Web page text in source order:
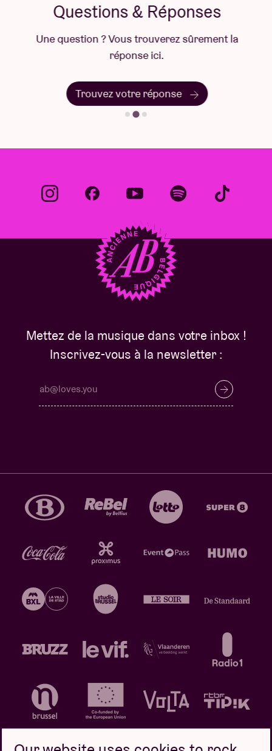
Questions & Réponses
Une question ? Vous trouverez sûrement la
réponse ici.
Trouvez votre réponse
Mettez de la musique dans votre inbox !
Inscrivez-vous à la newsletter :